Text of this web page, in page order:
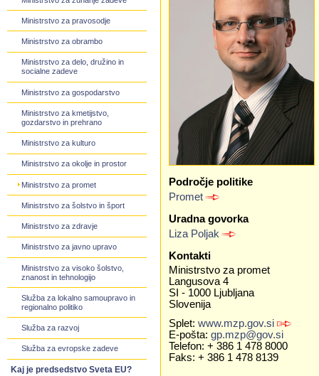
Ministrstvo za pravosodje
Ministrstvo za obrambo
Ministrstvo za delo, družino in
socialne zadeve
Ministrstvo za gospodarstvo
Ministrstvo za kmetijstvo,
gozdarstvo in prehrano
Ministrstvo za kulturo
Ministrstvo za okolje in prostor
Ministrstvo za promet
Ministrstvo za šolstvo in šport
Ministrstvo za zdravje
Ministrstvo za javno upravo
Ministrstvo za visoko šolstvo,
znanost in tehnologijo
Služba za lokalno samoupravo in
regionalno politiko
Služba za razvoj
Služba za evropske zadeve
Kaj je predsedstvo Sveta EU?
Področje politike
Promet
Uradna govorka
Liza Poljak
Kontakti
Ministrstvo za promet
Langusova 4
SI - 1000 Ljubljana
Slovenija
Splet:www.mzp.gov.si
E-pošta:gp.mzp@gov.si
Telefon: + 386 1 478 8000
Faks: + 386 1 478 8139